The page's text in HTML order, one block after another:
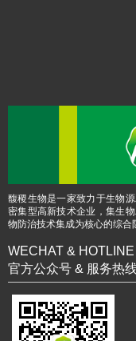
馥稷生物是一家致力于生物
密集型高新技术企业，集生
物防治技术集成为核心的综合
WECHAT & HOTLINE
官方公众号 & 服务热